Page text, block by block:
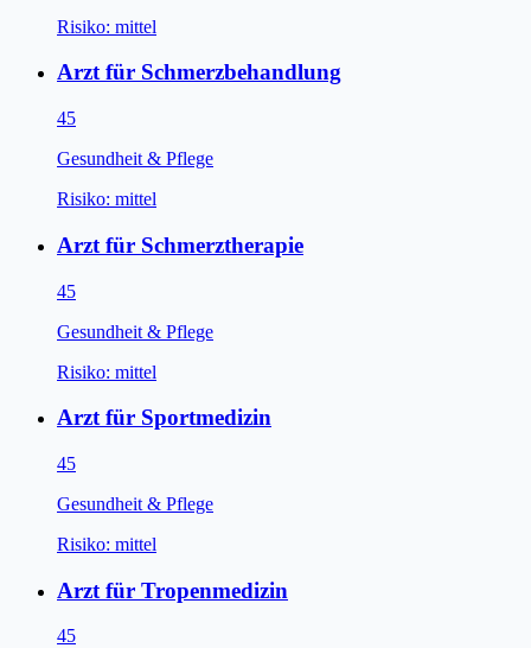
Risiko: mittel
Arzt für Schmerzbehandlung
45
Gesundheit & Pflege
Risiko: mittel
Arzt für Schmerztherapie
45
Gesundheit & Pflege
Risiko: mittel
Arzt für Sportmedizin
45
Gesundheit & Pflege
Risiko: mittel
Arzt für Tropenmedizin
45